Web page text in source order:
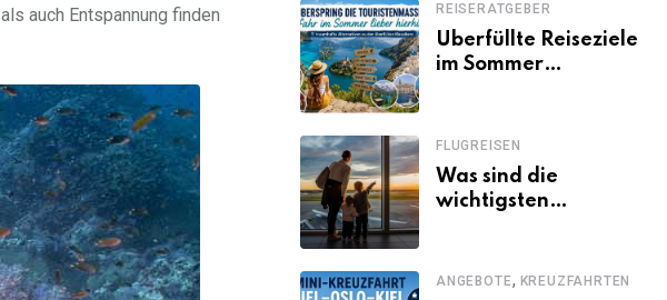
als auch Entspannung finden
REISERATGEBER
Überfüllte Reiseziele
im Sommer
zu Mallorca,
Santorini, Gardasee
& Co.
FLUGREISEN
Was sind die
wichtigsten
ANGEBOTE, KREUZFAHRTEN